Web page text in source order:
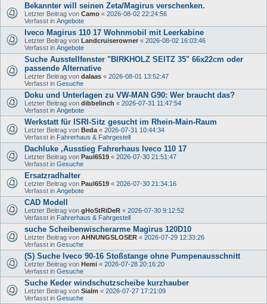
Bekannter will seinen Zeta/Magirus verschenken.
Letzter Beitrag von Camo « 2026-08-02 22:24:56
Verfasst in Angebote
Iveco Magirus 110 17 Wohnmobil mit Leerkabine
Letzter Beitrag von Landcruiserowner « 2026-08-02 16:03:46
Verfasst in Angebote
Suche Ausstellfenster "BIRKHOLZ SEITZ 35" 66x22cm oder
passende Alternative
Letzter Beitrag von dalaas « 2026-08-01 13:52:47
Verfasst in Gesuche
Doku und Unterlagen zu VW-MAN G90: Wer braucht das?
Letzter Beitrag von dibbelinch « 2026-07-31 11:47:54
Verfasst in Angebote
Werkstatt für ISRI-Sitz gesucht im Rhein-Main-Raum
Letzter Beitrag von Beda « 2026-07-31 10:44:34
Verfasst in Fahrerhaus & Fahrgestell
Dachluke ,Ausstieg Fahrerhaus Iveco 110 17
Letzter Beitrag von Paul6519 « 2026-07-30 21:51:47
Verfasst in Gesuche
Ersatzradhalter
Letzter Beitrag von Paul6519 « 2026-07-30 21:34:16
Verfasst in Angebote
CAD Modell
Letzter Beitrag von gHoStRiDeR « 2026-07-30 9:12:52
Verfasst in Fahrerhaus & Fahrgestell
suche Scheibenwischerarme Magirus 120D10
Letzter Beitrag von AHNUNGSLOSER « 2026-07-29 12:33:26
Verfasst in Gesuche
(S) Suche Iveco 90-16 Stoßstange ohne Pumpenausschnitt
Letzter Beitrag von Hemi « 2026-07-28 20:16:20
Verfasst in Gesuche
Suche Keder windschutzscheibe kurzhauber
Letzter Beitrag von Sialm « 2026-07-27 17:21:09
Verfasst in Gesuche